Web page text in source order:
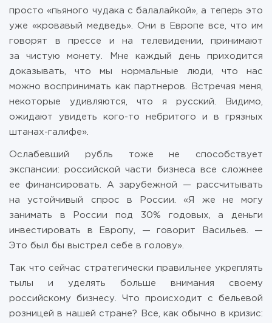
просто «пьяного чудака с балалайкой», а теперь это
уже «кровавый медведь». Они в Европе все, что им
говорят в прессе и на телевидении, принимают
за чистую монету. Мне каждый день приходится
доказывать, что мы нормальные люди, что нас
можно воспринимать как партнеров. Встречая меня,
некоторые удивляются, что я русский. Видимо,
ожидают увидеть кого-то небритого и в грязных
штанах-галифе».
Ослабевший рубль тоже не способствует
экспансии: российской части бизнеса все сложнее
ее финансировать. А зарубежной — рассчитывать
на устойчивый спрос в России. «Я же не могу
занимать в России под 30% годовых, а деньги
инвестировать в Европу, — говорит Васильев. —
Это был бы выстрел себе в голову».
Так что сейчас стратегически правильнее укреплять
тылы и уделять больше внимания своему
российскому бизнесу. Что происходит с бельевой
розницей в нашей стране? Все, как обычно в кризис: